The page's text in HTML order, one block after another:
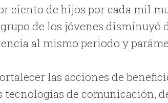
ciento de hijos por cada mil
de los jóvenes disminuyó
al mismo periodo y
las acciones de
tecnologías de comunicación,